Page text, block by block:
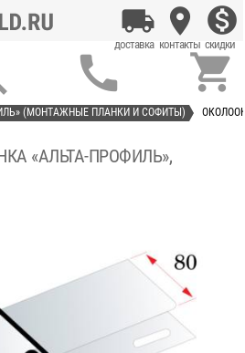
 
(МОНТАЖНЫЕ ПЛАНКИ И СОФИТЫ)
«АЛЬТА-ПРОФИЛЬ»,